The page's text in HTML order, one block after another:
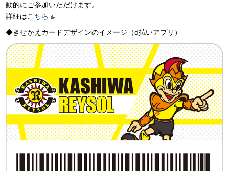
動的にご参加いただけます。
詳細はこちら
◆きせかえカードデザインのイメージ（d払いアプリ）